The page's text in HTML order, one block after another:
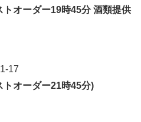
トオーダー19時45分 酒類提供
17
トオーダー21時45分)